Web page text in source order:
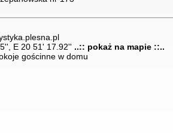
E 20 51' 17.92'' ..:: pokaż na mapie ::..
gościnne w domu